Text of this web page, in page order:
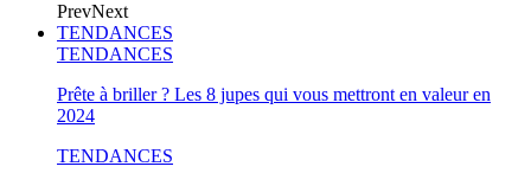
PrevNext
TENDANCES
TENDANCES
Prête à briller ? Les 8 jupes qui vous mettront en valeur en
2024
TENDANCES